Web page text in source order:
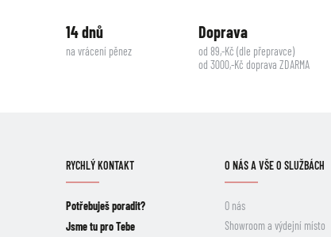
14 dnů
na vrácení pěnez
Doprava
od 89,-Kč (dle přepravce)
od 3000,-Kč doprava ZDARMA
RYCHLÝ KONTAKT
Potřebuješ poradit?
Jsme tu pro Tebe
O NÁS A VŠE O SLUŽBÁCH
O nás
Showroom a výdejní místo